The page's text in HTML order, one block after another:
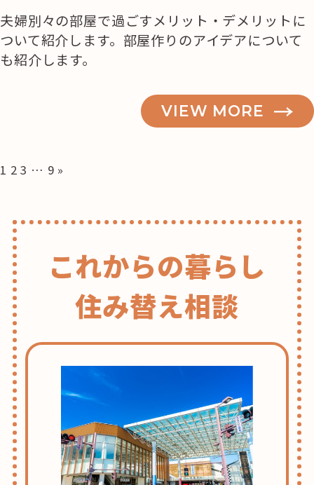
夫婦別々の部屋で過ごすメリット・デメリットに
ついて紹介します。部屋作りのアイデアについて
も紹介します。
VIEW MORE
投
1 2 3 … 9 »
これからの暮らし
住み替え相談